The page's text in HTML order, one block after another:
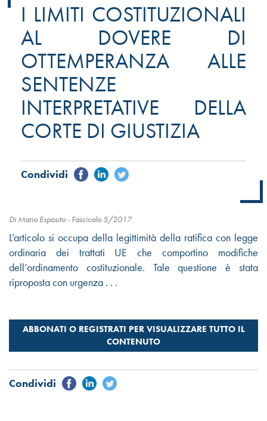
I LIMITI COSTITUZIONALI
AL DOVERE DI
OTTEMPERANZA ALLE
SENTENZE
INTERPRETATIVE DELLA
CORTE DI GIUSTIZIA
Di Mario Esposito - Fascicolo 5/2017
L’articolo si occupa della legittimità della ratifica con legge
ordinaria dei trattati UE che comportino modifiche
dell’ordinamento costituzionale. Tale questione è stata
riproposta con urgenza . . .